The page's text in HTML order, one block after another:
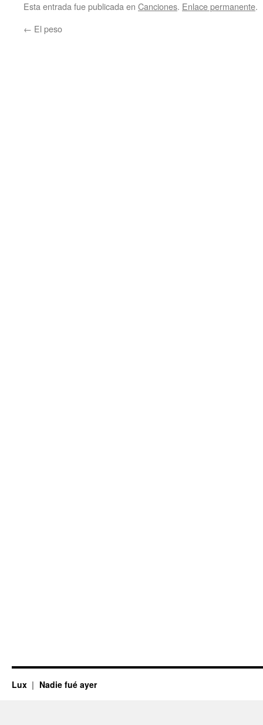
Esta entrada fue publicada en Canciones. Enlace permanente.
← El peso
Lux Nadie fué ayer